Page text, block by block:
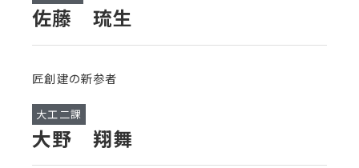
佐藤 琉生
匠創建の新参者
大工二課
大野 翔舞